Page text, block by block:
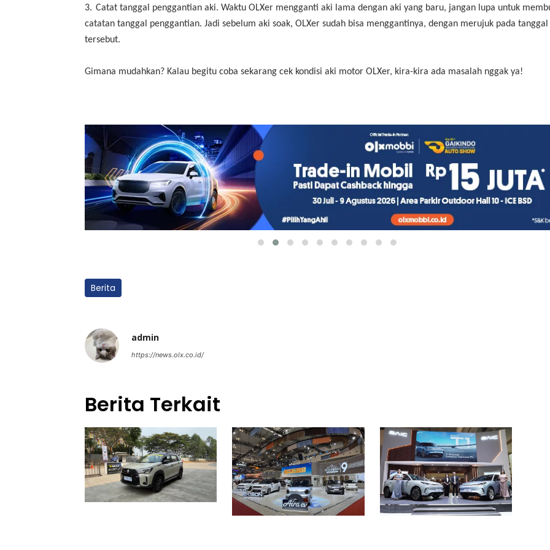
3. Catat tanggal penggantian aki. Waktu OLXer mengganti aki lama dengan aki yang baru, jangan lupa untuk
catatan tanggal penggantian. Jadi sebelum aki soak, OLXer sudah bisa menggantinya, dengan merujuk pada tanggal
tersebut.
Gimana mudahkan? Kalau begitu coba sekarang cek kondisi aki motor OLXer, kira-kira ada masalah nggak ya!
Berita
admin
https://news.olx.co.id/
Berita Terkait